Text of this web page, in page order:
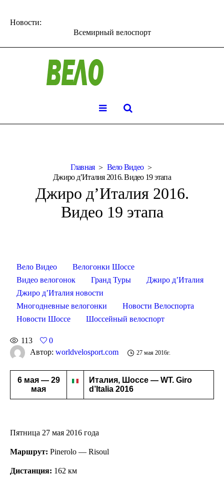
Новости:
Всемирный велоспорт
Главная
Вело Видео
Джиро д’Италия 2016. Видео 19 этапа
Джиро д’Италия 2016.
Видео 19 этапа
Вело Видео
Велогонки Шоссе
Видео велогонок
Гранд Туры
Джиро д’Италия
Джиро д’Италия новости
Многодневные велогонки
Новости Велоспорта
Новости Шоссе
Шоссейный велоспорт
113
0
Автор: worldvelosport.com 27 мая 2016г.
6 мая — 29
мая
Италия, Шоссе — WT. Giro
d’Italia 2016
Пятница 27 мая 2016 года
Маршрут: Pinerolo — Risoul
Дистанция: 162 км